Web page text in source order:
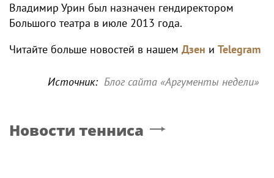
Владимир Урин был назначен гендиректором
Большого театра в июле 2013 года.
Читайте больше новостей в нашем Дзен и Telegram
Источник: Блог сайта «Аргументы недели»
Новости тенниса